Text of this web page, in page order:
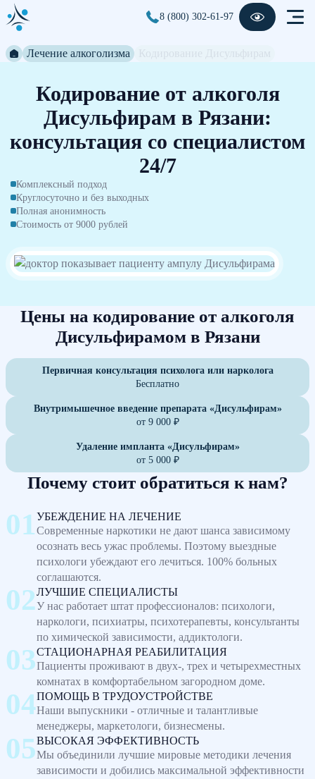
8 (800) 302-61-97
Лечение алкоголизма
Кодирование от алкоголя
Дисульфирам в Рязани:
консультация со специалистом
24/7
Комплексный подход
Круглосуточно и без выходных
Полная анонимность
Стоимость от 9000 рублей
Цены на кодирование от алкоголя
Дисульфирамом в Рязани
Первичная консультация психолога или нарколога
Бесплатно
Внутримышечное введение препарата «Дисульфирам»
от 9 000 ₽
Удаление импланта «Дисульфирам»
от 5 000 ₽
Почему стоит обратиться к нам?
УБЕЖДЕНИЕ НА ЛЕЧЕНИЕ
Современные наркотики не дают шанса зависимому
осознать весь ужас проблемы. Поэтому выездные
психологи убеждают его лечиться. 100% больных
соглашаются.
ЛУЧШИЕ СПЕЦИАЛИСТЫ
У нас работает штат профессионалов: психологи,
наркологи, психиатры, психотерапевты, консультанты
по химической зависимости, аддиктологи.
СТАЦИОНАРНАЯ РЕАБИЛИТАЦИЯ
Пациенты проживают в двух-, трех и четырехместных
комнатах в комфортабельном загородном доме.
ПОМОЩЬ В ТРУДОУСТРОЙСТВЕ
Наши выпускники - отличные и талантливые
менеджеры, маркетологи, бизнесмены.
ВЫСОКАЯ ЭФФЕКТИВНОСТЬ
Мы объединили лучшие мировые методики лечения
зависимости и добились максимальной эффективности